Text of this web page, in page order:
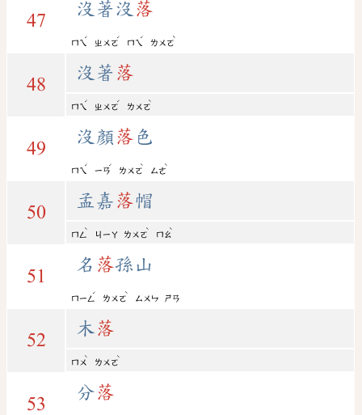
47
沒著沒 落
ㄇㄟ
ˊ
ㄓㄨㄛ
ˊ
ㄇㄟ
ˊ
ㄌㄨㄛ
ˋ
48
沒著 落
ㄇㄟ
ˊ
ㄓㄨㄛ
ˊ
ㄌㄨㄛ
ˋ
49
沒顏 落 色
ㄇㄟ
ˊ
ㄧㄢ
ˊ
ㄌㄨㄛ
ˋ
ㄙㄜ
ˋ
50
孟嘉 落帽
ㄇㄥ
ˋ
ㄐㄧㄚ ㄌㄨㄛ
ˋ
ㄇㄠ
ˋ
51
名 落孫山
ㄇㄧㄥ
ˊ
ㄌㄨㄛ
ˋ
ㄙㄨㄣ ㄕㄢ
52
木落
ㄇㄨ
ˋ
ㄌㄨㄛ
ˋ
53
分落